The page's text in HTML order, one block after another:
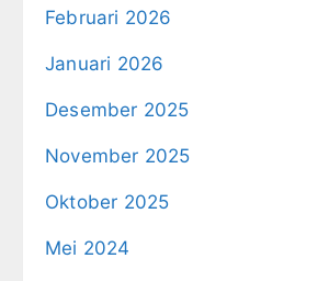
Februari 2026
Januari 2026
Desember 2025
November 2025
Oktober 2025
Mei 2024